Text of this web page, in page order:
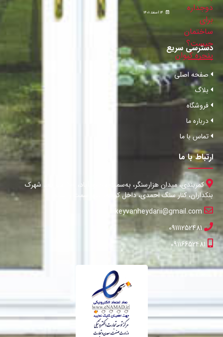
14 اسفند 1401
دسترسی سریع
صفحه اصلی
بلاگ
فروشگاه
درباره ما
تماس با ما
ارتباط با ما
کمربندی، میدان هزارسنگر، به‌سمت محمودآباد، 500 متر بعد شهرک
بنکداران، کنار سنگ احمدی، داخل کوچه، انتها سمت راست
keyvanheydarii@gmail.com
09111252481
09116652481